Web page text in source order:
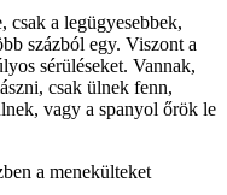
csak a legügyesebbek,
százból egy. Viszont a
sérüléseket. Vannak,
csak ülnek fenn,
vagy a spanyol őrök le
a menekülteket